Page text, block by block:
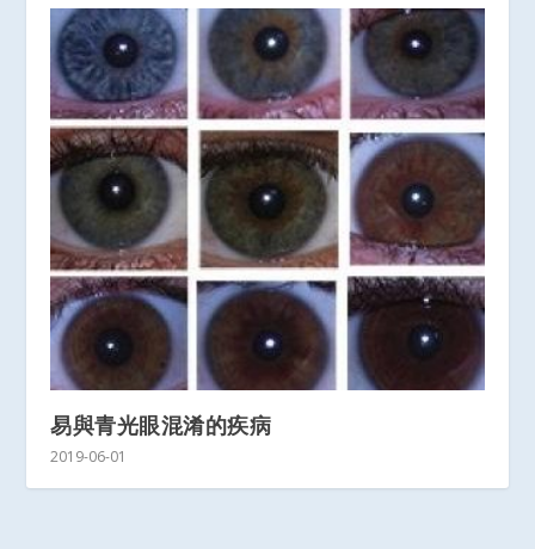
易與青光眼混淆的疾病
2019-06-01